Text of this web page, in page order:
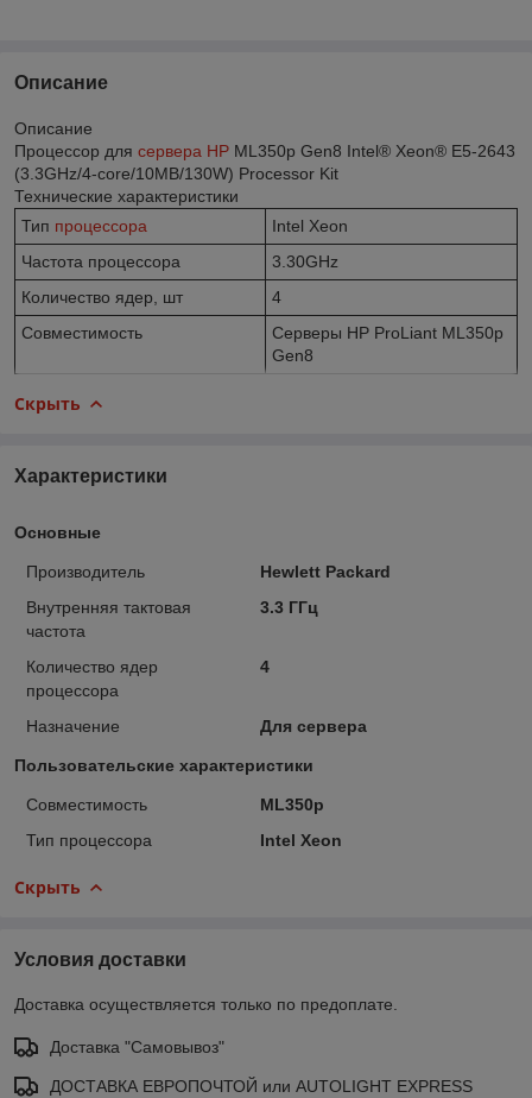
Описание
Описание
Процессор для сервера HP ML350p Gen8 Intel® Xeon® E5-2643
(3.3GHz/4-core/10MB/130W) Processor Kit
Технические характеристики
Тип процессора
Intel Xeon
Частота процессора
3.30GHz
Количество ядер, шт
4
Совместимость
Серверы HP ProLiant ML350p
Gen8
Скрыть
Характеристики
Основные
Производитель
Hewlett Packard
Внутренняя тактовая
частота
3.3 ГГц
Количество ядер
процессора
4
Назначение Для сервера
Пользовательские характеристики
Совместимость
ML350p
Тип процессора
Intel Xeon
Скрыть
Условия доставки
Доставка осуществляется только по предоплате.
Доставка "Самовывоз"
ДОСТАВКА ЕВРОПОЧТОЙ или AUTOLIGHT EXPRESS